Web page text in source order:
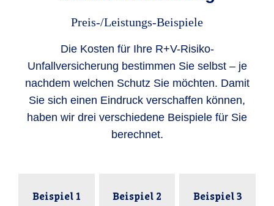
Preis-/Leistungs-Beispiele
Die Kosten für Ihre R+V-Risiko-
Unfallversicherung bestimmen Sie selbst – je
nachdem welchen Schutz Sie möchten. Damit
Sie sich einen Eindruck verschaffen können,
haben wir drei verschiedene Beispiele für Sie
berechnet.
Beispiel 1 Beispiel 2 Beispiel 3